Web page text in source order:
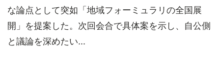
な論点として突如「地域フォーミュラリの全国展
開」を提案した。次回会合で具体案を示し、自公側
と議論を深めたい...